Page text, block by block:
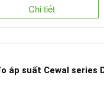
Chi tiết
áp suất Cewal series